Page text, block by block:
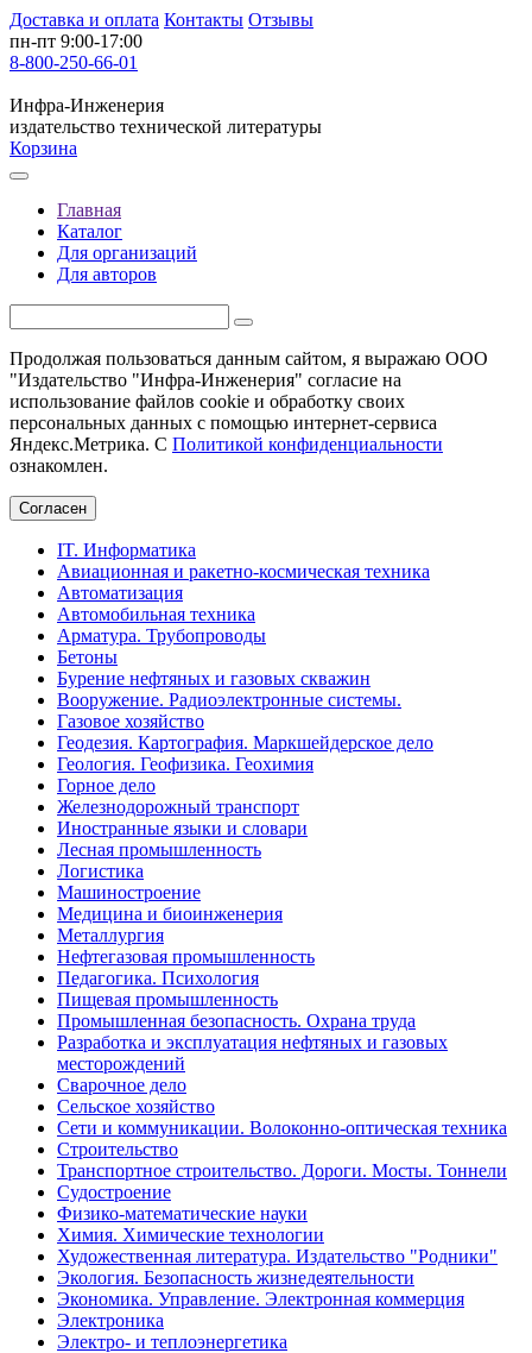
Доставка и оплата Контакты Отзывы
пн-пт 9:00-17:00
8-800-250-66-01
Инфра-Инженерия
издательство технической литературы
Корзина
Главная
Каталог
Для организаций
Для авторов
Продолжая пользоваться данным сайтом, я выражаю ООО
"Издательство "Инфра-Инженерия" согласие на
использование файлов cookie и обработку своих
персональных данных с помощью интернет-сервиса
Яндекс.Метрика. С Политикой конфиденциальности
ознакомлен.
Согласен
IT. Информатика
Авиационная и ракетно-космическая техника
Автоматизация
Автомобильная техника
Арматура. Трубопроводы
Бетоны
Бурение нефтяных и газовых скважин
Вооружение. Радиоэлектронные системы.
Газовое хозяйство
Геодезия. Картография. Маркшейдерское дело
Геология. Геофизика. Геохимия
Горное дело
Железнодорожный транспорт
Иностранные языки и словари
Лесная промышленность
Логистика
Машиностроение
Медицина и биоинженерия
Металлургия
Нефтегазовая промышленность
Педагогика. Психология
Пищевая промышленность
Промышленная безопасность. Охрана труда
Разработка и эксплуатация нефтяных и газовых
месторождений
Сварочное дело
Сельское хозяйство
Сети и коммуникации. Волоконно-оптическая техника
Строительство
Транспортное строительство. Дороги. Мосты. Тоннели
Судостроение
Физико-математические науки
Химия. Химические технологии
Художественная литература. Издательство "Родники"
Экология. Безопасность жизнедеятельности
Экономика. Управление. Электронная коммерция
Электроника
Электро- и теплоэнергетика